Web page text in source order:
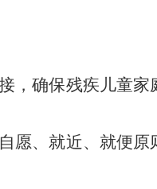
，确保残疾儿童家
愿、就近、就便原